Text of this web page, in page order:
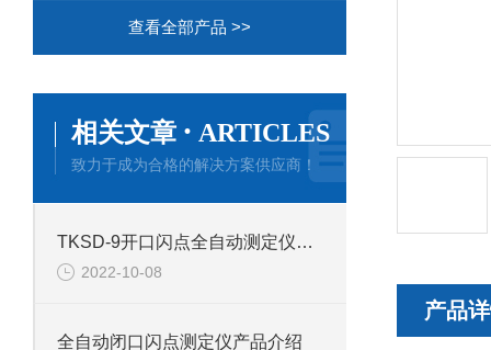
产品
查看全部产品 >>
相关文章 · ARTICLES
致力于成为合格的解决方案供应商！
TKSD-9开口闪点全自动测定仪产品介绍
2022-10-08
全自动闭口闪点测定仪产品介绍